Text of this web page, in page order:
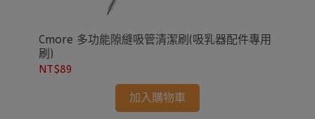
Cmore 多功能隙縫吸管清潔刷(吸乳器配件專用
刷)
NT$89
加入購物車